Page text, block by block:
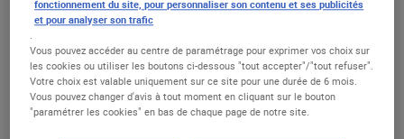
La présente Charte peut être modifiée par l'Éditeur à tout
moment. Nous vous invitons donc à la consulter
régulièrement.
Hébergement et réalisation :
fonctionnement du site, pour personnaliser son contenu et ses publicités
et pour analyser son trafic
Vous pouvez accéder au centre de paramétrage pour exprimer vos choix sur
les cookies ou utiliser les boutons ci-dessous "tout accepter"/"tout refuser".
Votre choix est valable uniquement sur ce site pour une durée de 6 mois.
Vous pouvez changer d'avis à tout moment en cliquant sur le bouton
"paramétrer les cookies" en bas de chaque page de notre site.